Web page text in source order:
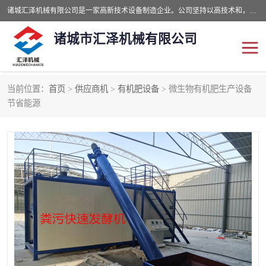
诸城汇泽机械有限公司是一家高新技术设备制造企业。公司坚持以高技术和，高服务于用户，以的环保机械制造设备赢的用户的信赖。现在主要生产死亡畜禽无害化处理和立式和卧式有机肥设备，搅拌机，烘干机，高温发酵机等。污水处理设备，固液分离机。气浮机，化制机等。公司秉承品质，用户至上，科技创新的经营理。
诸城市汇泽机械有限公司
当前位置： 首页 > 供应商机 > 有机肥设备 > 微生物有机肥生产设备
节省能源
发酵设备
鸡粪发酵机 有机肥设备
纳米膜好氧发酵堆肥机 粪污烘干酶体机
膜式堆肥机 纳米膜发酵
膜式发酵仓 分子膜堆肥仓
分子膜发酵堆肥设备